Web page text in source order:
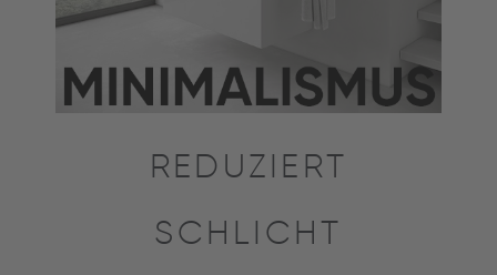
REDUZIERT
SCHLICHT